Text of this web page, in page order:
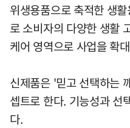
위생용품으로 축적한 생
로 소비자의 다양한 생활
케어 영역으로 사업을 확
신제품은 '믿고 선택하는
셉트로 한다. 기능성과 선
다.